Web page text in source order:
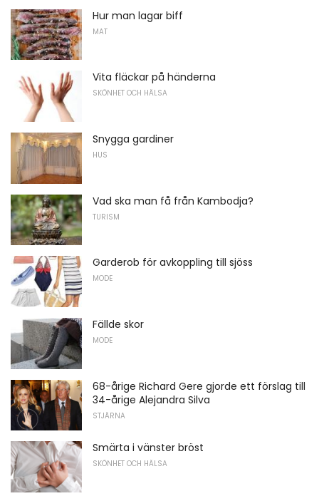
Hur man lagar biff
MAT
Vita fläckar på händerna
SKÖNHET OCH HÄLSA
Snygga gardiner
HUS
Vad ska man få från Kambodja?
TURISM
Garderob för avkoppling till sjöss
MODE
Fällde skor
MODE
68-årige Richard Gere gjorde ett förslag till
34-årige Alejandra Silva
STJÄRNA
Smärta i vänster bröst
SKÖNHET OCH HÄLSA